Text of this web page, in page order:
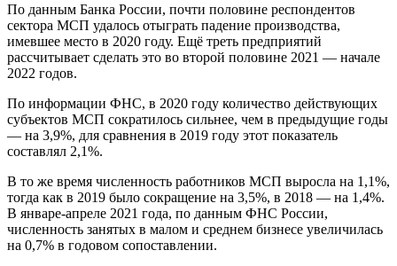
По данным Банка России, почти половине респондентов
сектора МСП удалось отыграть падение производства,
имевшее место в 2020 году. Ещё треть предприятий
рассчитывает сделать это во второй половине 2021 — начале
2022 годов.
По информации ФНС, в 2020 году количество действующих
субъектов МСП сократилось сильнее, чем в предыдущие годы
— на 3,9%, для сравнения в 2019 году этот показатель
составлял 2,1%.
В то же время численность работников МСП выросла на 1,1%,
тогда как в 2019 было сокращение на 3,5%, в 2018 — на 1,4%.
В январе-апреле 2021 года, по данным ФНС России,
численность занятых в малом и среднем бизнесе увеличилась
на 0,7% в годовом сопоставлении.